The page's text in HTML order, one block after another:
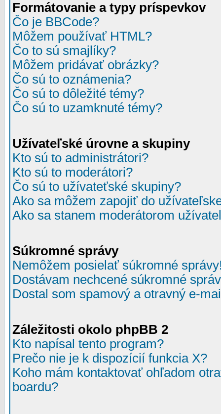
Formátovanie a typy príspevkov
Čo je BBCode?
Môžem používať HTML?
Čo to sú smajlíky?
Môžem pridávať obrázky?
Čo sú to oznámenia?
Čo sú to dôležité témy?
Čo sú to uzamknuté témy?
Užívateľské úrovne a skupiny
Kto sú to administrátori?
Kto sú to moderátori?
Čo sú to užívateťské skupiny?
Ako sa môžem zapojiť do
Ako sa stanem moderátorom
Súkromné správy
Nemôžem posielať súkromné
Dostávam nechcené súkromné
Dostal som spamový a otravný e-
Záležitosti okolo phpBB 2
Kto napísal tento program?
Prečo nie je k dispozícií funkcia X?
Koho mám kontaktovať ohľadom
boardu?